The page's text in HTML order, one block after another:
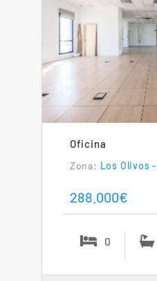
❮
Oficina
Los Olivos
288.000€
0